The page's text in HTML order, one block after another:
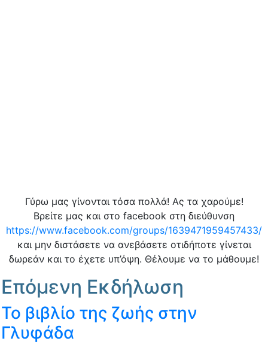
Γύρω μας γίνονται τόσα πολλά! Ας τα χαρούμε!
Βρείτε μας και στο facebook στη διεύθυνση
https://www.facebook.com/groups/1639471959457433/
και μην διστάσετε να ανεβάσετε οτιδήποτε γίνεται
δωρεάν και το έχετε υπ’όψη. Θέλουμε να το μάθουμε!
Επόμενη Εκδήλωση
Το βιβλίο της ζωής στην
Γλυφάδα